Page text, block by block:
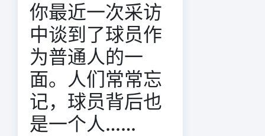
你最近一次采访
中谈到了球员作
为普通人的一
面。人们常常忘
记，球员背后也
是一个人……